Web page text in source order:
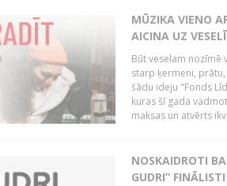
MŪZIKA VIENO
AICINA UZ
Būt veselam nozīmē
starp ķermeni,
šādu ideju "Fonds
kuras šī gada
maksas un atvērts
NOSKAIDROTI
GUDRI” FINĀLISTI